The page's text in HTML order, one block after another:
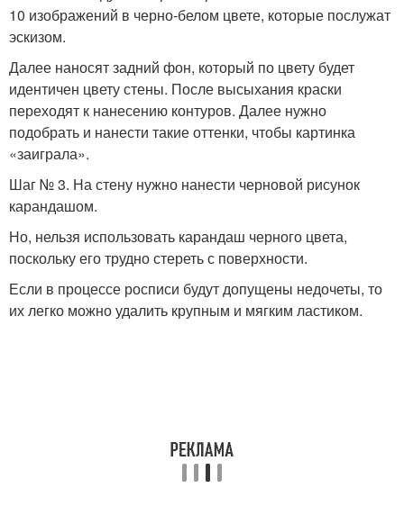
10 изображений в черно-белом цвете, которые послужат
эскизом.
Далее наносят задний фон, который по цвету будет
идентичен цвету стены. После высыхания краски
переходят к нанесению контуров. Далее нужно
подобрать и нанести такие оттенки, чтобы картинка
«заиграла».
Шаг № 3. На стену нужно нанести черновой рисунок
карандашом.
Но, нельзя использовать карандаш черного цвета,
поскольку его трудно стереть с поверхности.
Если в процессе росписи будут допущены недочеты, то
их легко можно удалить крупным и мягким ластиком.